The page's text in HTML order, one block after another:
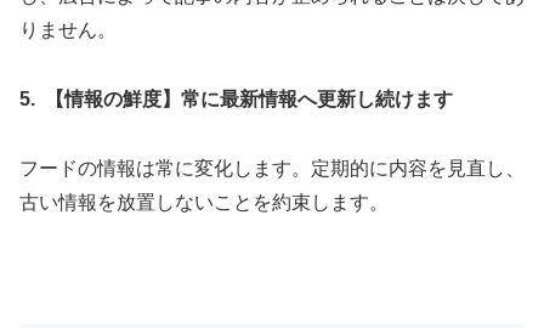
りません。
5. 【情報の鮮度】常に最新情報へ更新し続けます
フードの情報は常に変化します。定期的に内容を見直し、
古い情報を放置しないことを約束します。